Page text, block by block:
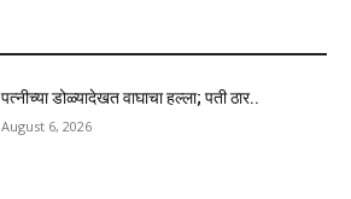
पत्नीच्या डोळ्यादेखत वाघाचा हल्ला; पती ठार..
August 6, 2026